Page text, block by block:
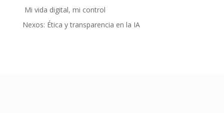
Mi vida digital, mi control
Nexos: Ética y transparencia en la IA